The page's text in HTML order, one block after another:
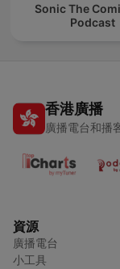
Sonic The
Podcast
香港廣播
廣播電台和播
資源
廣播電台
小工具